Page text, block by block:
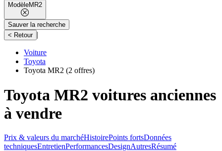
ModèleMR2
Sauver la recherche
< Retour |
Voiture
Toyota
Toyota MR2 (2 offres)
Toyota MR2 voitures anciennes
à vendre
Prix & valeurs du marchéHistoirePoints fortsDonnées
techniquesEntretienPerformancesDesignAutresRésumé